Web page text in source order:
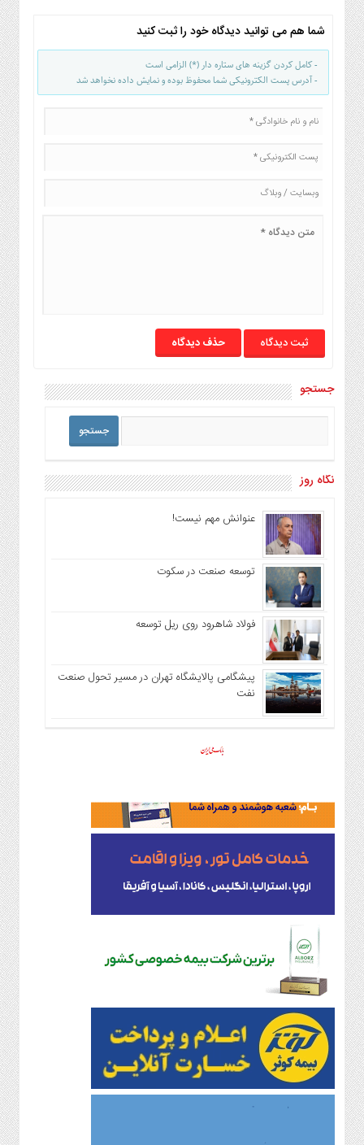
شما هم می توانید دیدگاه خود را ثبت کنید
- کامل کردن گزینه های ستاره دار (*) الزامی است
- آدرس پست الکترونیکی شما محفوظ بوده و نمایش داده نخواهد شد
حذف دیدگاه
جستجو
نگاه روز
عنوانش مهم نیست!
توسعه صنعت در سکوت
فولاد شاهرود روی ریل توسعه
پیشگامی پالایشگاه تهران در مسیر تحول صنعت
نفت